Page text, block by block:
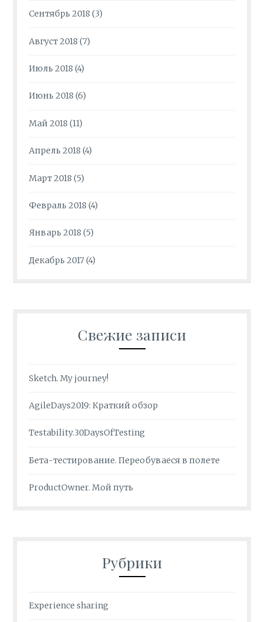
Сентябрь 2018 (3)
Август 2018 (7)
Июль 2018 (4)
Июнь 2018 (6)
Май 2018 (11)
Апрель 2018 (4)
Март 2018 (5)
Февраль 2018 (4)
Январь 2018 (5)
Декабрь 2017(4)
Свежие записи
Sketch. My journey!
AgileDays2019: Краткий обзор
Testability.30DaysOfTesting
Бета-тестирование. Переобуваеся в полете
ProductOwner. Мой путь
Рубрики
Experience sharing